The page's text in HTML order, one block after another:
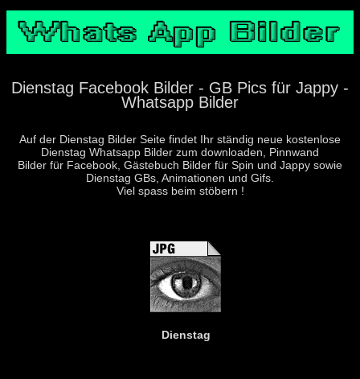
Dienstag Facebook Bilder - GB Pics für Jappy -
Whatsapp Bilder
Auf der Dienstag Bilder Seite findet Ihr ständig neue kostenlose
Dienstag Whatsapp Bilder zum downloaden, Pinnwand
Bilder für Facebook, Gästebuch Bilder für Spin und Jappy sowie
Dienstag GBs, Animationen und Gifs.
Viel spass beim stöbern !
Dienstag